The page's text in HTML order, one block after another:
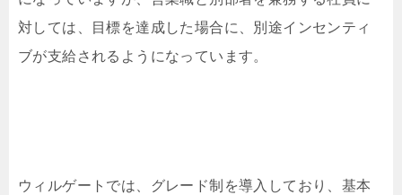
対しては、目標を達成した場合に、別途インセンティ
ブが支給されるようになっています。
ウィルゲートでは、グレード制を導入しており、基本